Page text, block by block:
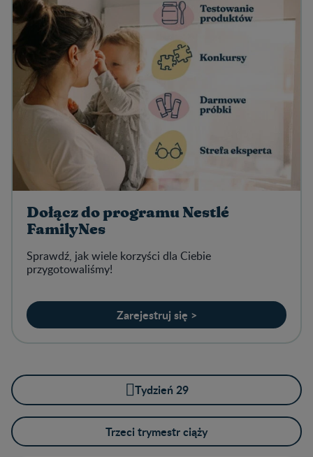
Dołącz do programu Nestlé
FamilyNes
Sprawdź, jak wiele korzyści dla Ciebie
przygotowaliśmy!
Zarejestruj się >
Tydzień 29
Trzeci trymestr ciąży